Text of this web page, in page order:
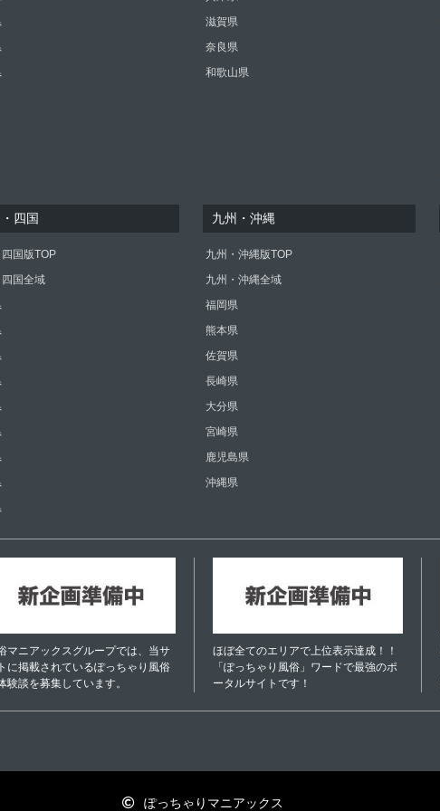
滋賀県
奈良県
和歌山県
四国
国版TOP
国全域
九州・沖縄
九州・沖縄版TOP
九州・沖縄全域
福岡県
熊本県
佐賀県
長崎県
大分県
宮崎県
鹿児島県
沖縄県
マニアックスグループでは、当サ
に掲載されているぽっちゃり風俗
験談を募集しています。
ほぼ全てのエリアで上位表示達成！！
「ぽっちゃり風俗」ワードで最強のポ
ータルサイトです！
ぽっちゃりマニアックス